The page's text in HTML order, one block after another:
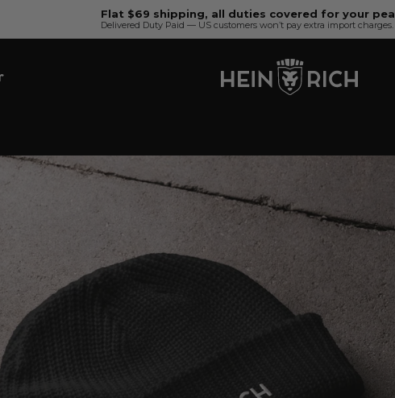
Flat $69 shipping, all duties covered for your
Delivered Duty Paid — US customers won’t pay extra import charges.